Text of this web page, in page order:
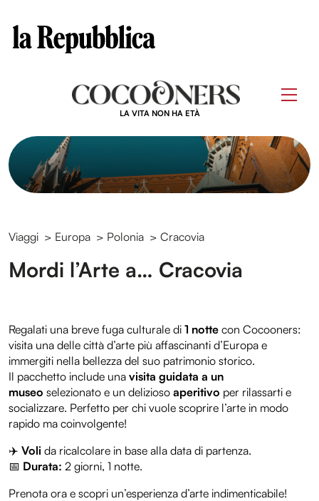
LA VITA NON HA ETÀ
Viaggi > Europa > Polonia > Cracovia
Mordi l’Arte a… Cracovia
Regalati una breve fuga culturale di 1 notte con Cocooners:
visita una delle città d’arte più affascinanti d’Europa e
immergiti nella bellezza del suo patrimonio storico.
Il pacchetto include una visita guidata a un
museo selezionato e un delizioso aperitivo per rilassarti e
socializzare. Perfetto per chi vuole scoprire l’arte in modo
rapido ma coinvolgente!
✈️ Voli da ricalcolare in base alla data di partenza.
📅 Durata: 2 giorni, 1 notte.
Prenota ora e scopri un’esperienza d’arte indimenticabile!